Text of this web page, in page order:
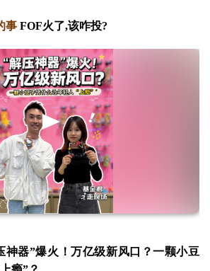
事 FOF火了,该咋投?
神器”爆火！万亿级新风口？一颗小豆